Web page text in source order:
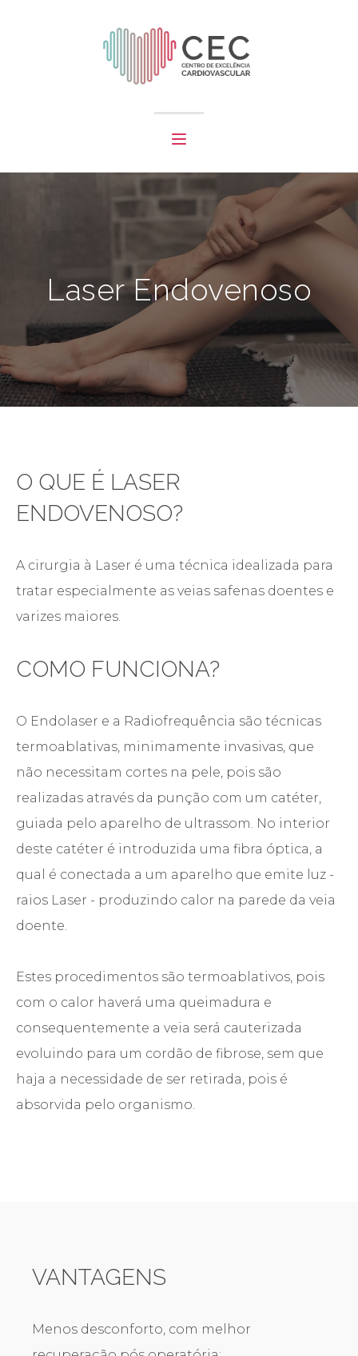
Laser Endovenoso
O QUE É LASER
ENDOVENOSO?
A cirurgia à Laser é uma técnica idealizada para
tratar especialmente as veias safenas doentes e
varizes maiores.
COMO FUNCIONA?
O Endolaser e a Radiofrequência são técnicas
termoablativas, minimamente invasivas, que
não necessitam cortes na pele, pois são
realizadas através da punção com um catéter,
guiada pelo aparelho de ultrassom. No interior
deste catéter é introduzida uma fibra óptica, a
qual é conectada a um aparelho que emite luz -
raios Laser - produzindo calor na parede da veia
doente.
Estes procedimentos são termoablativos, pois
com o calor haverá uma queimadura e
consequentemente a veia será cauterizada
evoluindo para um cordão de fibrose, sem que
haja a necessidade de ser retirada, pois é
absorvida pelo organismo.
VANTAGENS
Menos desconforto, com melhor